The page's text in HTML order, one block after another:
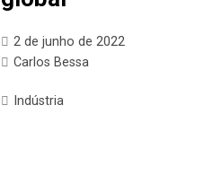
2 de junho de 2022
Carlos Bessa
Indústria